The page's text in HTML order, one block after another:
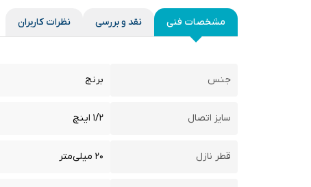
مشخصات فنی نقد و بررسی نظرات کاربران
جنس برنج
سایز اتصال ۱/۲ اینچ
قطر نازل ۲۰ میلی‌متر